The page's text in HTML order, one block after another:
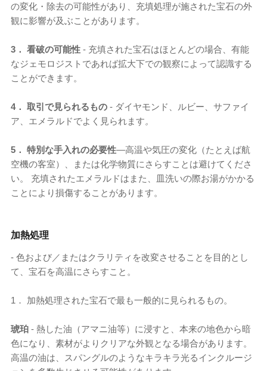
の変化・除去の可能性があり、充填処理が施された宝石の外
観に影響が及ぶことがあります。
3． 看破の可能性 - 充填された宝石はほとんどの場合、有能
なジェモロジストであれば拡大下での観察によって認識する
ことができます。
4． 取引で見られるもの - ダイヤモンド、ルビー、サファイ
ア、エメラルドでよく見られます。
5． 特別な手入れの必要性―高温や気圧の変化（たとえば航
空機の客室）、または化学物質にさらすことは避けてくださ
い。 充填されたエメラルドはまた、皿洗いの際お湯がかかる
ことにより損傷することがあります。
加熱処理
- 色および／またはクラリティを改変させることを目的とし
て、宝石を高温にさらすこと。
1． 加熱処理された宝石で最も一般的に見られるもの。
琥珀 - 熱した油（アマニ油等）に浸すと、本来の地色から暗
色になり、素材がよりクリアな外観となる場合があります。
高温の油は、スパングルのようなキラキラ光るインクルージ